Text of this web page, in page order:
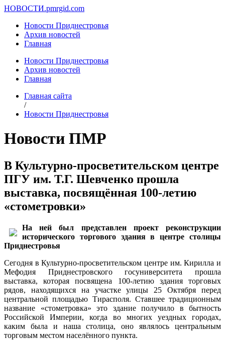
НОВОСТИ.pmrgid.com
Новости Приднестровья
Архив новостей
Главная
Новости Приднестровья
Архив новостей
Главная
Главная сайта
/
Новости Приднестровья
Новости ПМР
В Культурно-просветительском центре
ПГУ им. Т.Г. Шевченко прошла
выставка, посвящённая 100-летию
«стометровки»
На ней был представлен проект реконструкции
исторического торгового здания в центре столицы
Приднестровья
Сегодня в Культурно-просветительском центре им. Кирилла и
Мефодия Приднестровского госуниверситета прошла
выставка, которая посвящена 100-летию здания торговых
рядов, находящихся на участке улицы 25 Октября перед
центральной площадью Тирасполя. Ставшее традиционным
название «стометровка» это здание получило в бытность
Российской Империи, когда во многих уездных городах,
каким была и наша столица, оно являлось центральным
торговым местом населённого пункта.